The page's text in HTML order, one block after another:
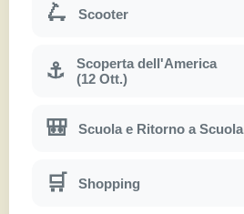
🛴 Scooter
⚓
Scoperta dell'America
(12 Ott.)
🎒 Scuola e Ritorno a Scuola
🛒 Shopping